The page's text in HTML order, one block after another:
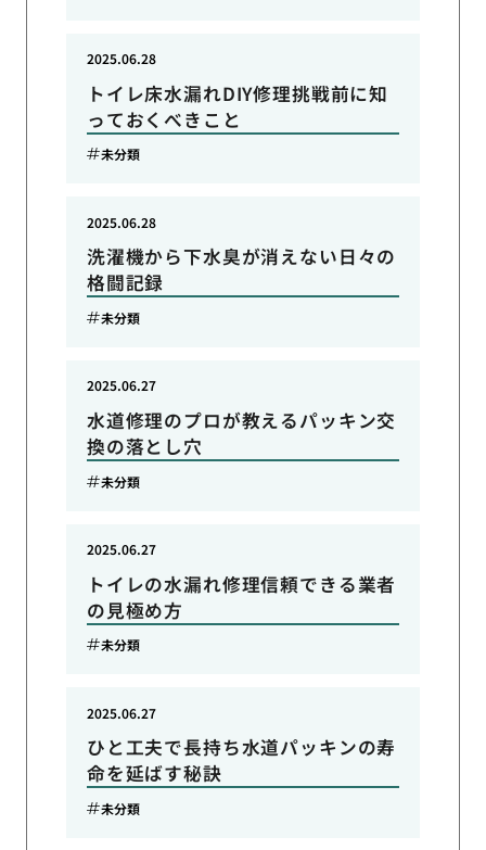
トイレ床水漏れDIY修理挑戦前に知
っておくべきこと
2025.06.28
未分類
洗濯機から下水臭が消えない日々の
格闘記録
2025.06.28
未分類
水道修理のプロが教えるパッキン交
換の落とし穴
2025.06.27
未分類
トイレの水漏れ修理信頼できる業者
の見極め方
2025.06.27
未分類
ひと工夫で長持ち水道パッキンの寿
命を延ばす秘訣
2025.06.27
未分類